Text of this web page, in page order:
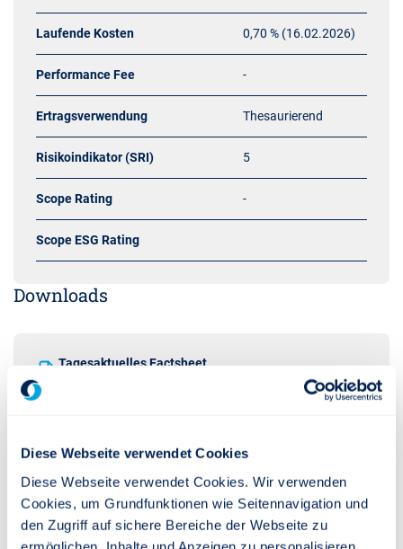
Diese Webseite verwendet Cookies
Diese Webseite verwendet Cookies. Wir verwenden
Cookies, um Grundfunktionen wie Seitennavigation und
den Zugriff auf sichere Bereiche der Webseite zu
Laufende Kosten 0,70 % (16.02.2026)
Performance Fee -
Ertragsverwendung Thesaurierend
Risikoindikator (SRI) 5
Scope Rating -
Scope ESG Rating
Downloads
Tagesaktuelles Factsheet
Verkaufsprospekt
Halbjahresbericht